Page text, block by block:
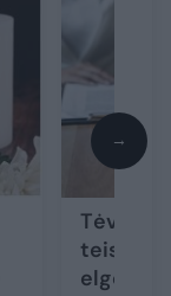
Tėvą
teismo
elgesiu
→